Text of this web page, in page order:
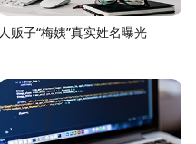
人贩子“梅姨”真实姓名曝光